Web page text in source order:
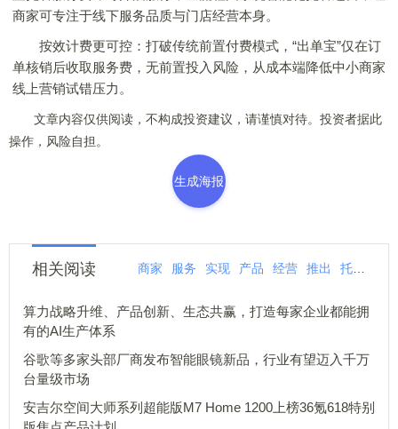
商家可专注于线下服务品质与门店经营本身。
按效计费更可控：打破传统前置付费模式，“出单宝”仅在订
单核销后收取服务费，无前置投入风险，从成本端降低中小商家
线上营销试错压力。
文章内容仅供阅读，不构成投资建议，请谨慎对待。投资者据此
操作，风险自担。
生成海报
相关阅读 商家 服务 实现 产品 经营 推出 托管
算力战略升维、产品创新、生态共赢，打造每家企业都能拥
有的AI生产体系
谷歌等多家头部厂商发布智能眼镜新品，行业有望迈入千万
台量级市场
安吉尔空间大师系列超能版M7 Home 1200上榜36氪618特别